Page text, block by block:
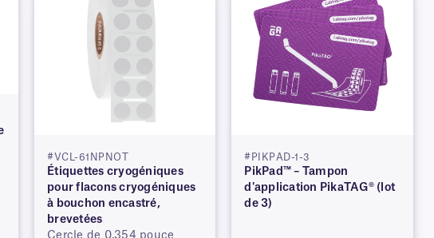
#VCL-61NPNOT
Étiquettes cryogéniques
pour flacons cryogéniques
à bouchon encastré,
brevetées
Cercle de 0,354 pouce
#PIKPAD-1-3
PikPad™ – Tampon
d'application PikaTAG® (lot
de 3)